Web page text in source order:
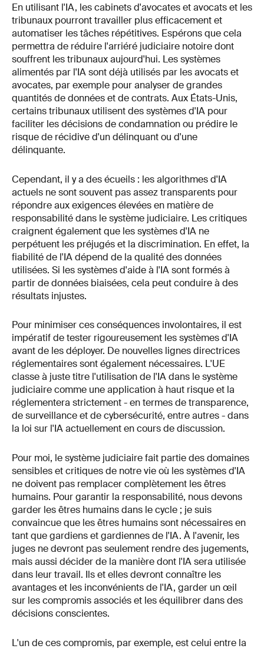
En utilisant l'IA, les cabinets d'avocates et avocats et les
tribunaux pourront travailler plus efficacement et
automatiser les tâches répétitives. Espérons que cela
permettra de réduire l'arriéré judiciaire notoire dont
souffrent les tribunaux aujourd'hui. Les systèmes
alimentés par l'IA sont déjà utilisés par les avocats et
avocates, par exemple pour analyser de grandes
quantités de données et de contrats. Aux États-Unis,
certains tribunaux utilisent des systèmes d'IA pour
faciliter les décisions de condamnation ou prédire le
risque de récidive d'un délinquant ou d'une
délinquante.
Cependant, il y a des écueils : les algorithmes d'IA
actuels ne sont souvent pas assez transparents pour
répondre aux exigences élevées en matière de
responsabilité dans le système judiciaire. Les critiques
craignent également que les systèmes d'IA ne
perpétuent les préjugés et la discrimination. En effet, la
fiabilité de l'IA dépend de la qualité des données
utilisées. Si les systèmes d'aide à l'IA sont formés à
partir de données biaisées, cela peut conduire à des
résultats injustes.
Pour minimiser ces conséquences involontaires, il est
impératif de tester rigoureusement les systèmes d'IA
avant de les déployer. De nouvelles lignes directrices
réglementaires sont également nécessaires. L'UE
classe à juste titre l'utilisation de l'IA dans le système
judiciaire comme une application à haut risque et la
réglementera strictement - en termes de transparence,
de surveillance et de cybersécurité, entre autres - dans
la loi sur l'IA actuellement en cours de discussion.
Pour moi, le système judiciaire fait partie des domaines
sensibles et critiques de notre vie où les systèmes d'IA
ne doivent pas remplacer complètement les êtres
humains. Pour garantir la responsabilité, nous devons
garder les êtres humains dans le cycle ; je suis
convaincue que les êtres humains sont nécessaires en
tant que gardiens et gardiennes de l'IA. À l'avenir, les
juges ne devront pas seulement rendre des jugements,
mais aussi décider de la manière dont l'IA sera utilisée
dans leur travail. Ils et elles devront connaître les
avantages et les inconvénients de l'IA, garder un œil
sur les compromis associés et les équilibrer dans des
décisions conscientes.
L'un de ces compromis, par exemple, est celui entre la